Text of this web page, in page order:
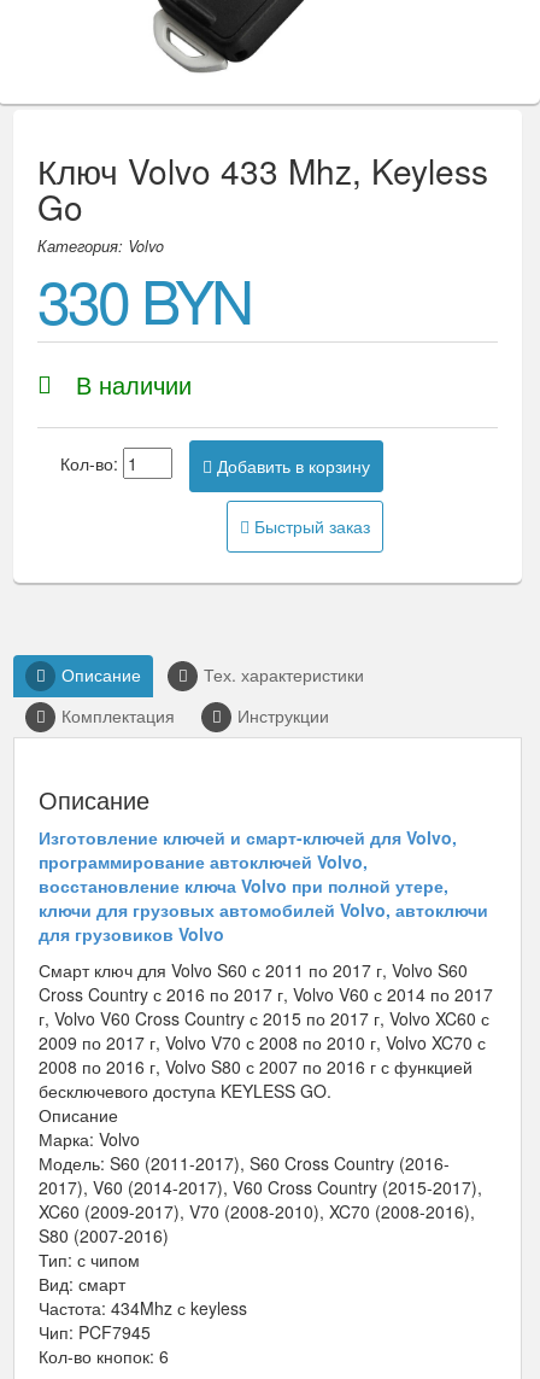
Ключ Volvo 433 Mhz, Keyless
Go
Категория: Volvo
330 BYN
В наличии
Кол-во: Добавить в корзину
Быстрый заказ
Описание
Тех. характеристики
Комплектация
Инструкции
Описание
Изготовление ключей и смарт-ключей для Volvo,
программирование автоключей Volvo,
восстановление ключа Volvo при полной утере,
ключи для грузовых автомобилей Volvo, автоключи
для грузовиков Volvo
Смарт ключ для Volvo S60 с 2011 по 2017 г, Volvo S60
Cross Country с 2016 по 2017 г, Volvo V60 с 2014 по 2017
г, Volvo V60 Cross Country с 2015 по 2017 г, Volvo XC60 с
2009 по 2017 г, Volvo V70 с 2008 по 2010 г, Volvo XC70 с
2008 по 2016 г, Volvo S80 с 2007 по 2016 г с функцией
бесключевого доступа KEYLESS GO.
Описание
Марка: Volvo
Модель: S60 (2011-2017), S60 Cross Country (2016-
2017), V60 (2014-2017), V60 Cross Country (2015-2017),
XC60 (2009-2017), V70 (2008-2010), XC70 (2008-2016),
S80 (2007-2016)
Тип: с чипом
Вид: смарт
Частота: 434Mhz с keyless
Чип: PCF7945
Кол-во кнопок: 6